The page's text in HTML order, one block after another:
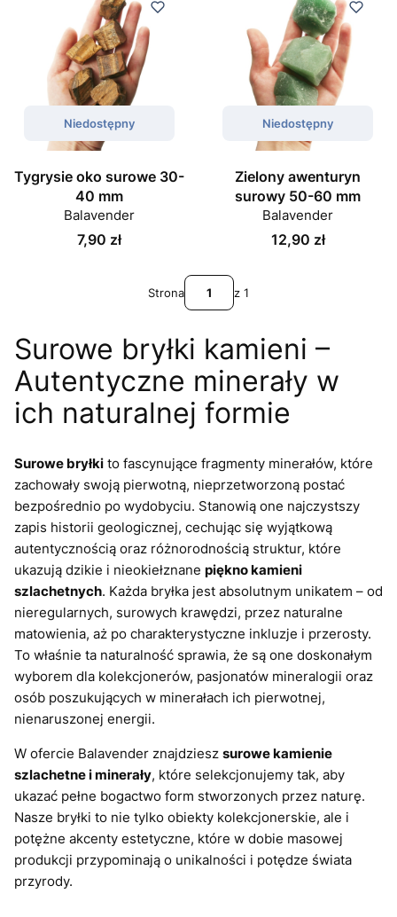
Niedostępny
Tygrysie oko surowe 30-
40 mm
Balavender
Cena
7,90 zł
Niedostępny
Zielony awenturyn
surowy 50-60 mm
Balavender
Cena
12,90 zł
Strona z 1
Surowe bryłki kamieni –
Autentyczne minerały w
ich naturalnej formie
Surowe bryłki to fascynujące fragmenty minerałów, które
zachowały swoją pierwotną, nieprzetworzoną postać
bezpośrednio po wydobyciu. Stanowią one najczystszy
zapis historii geologicznej, cechując się wyjątkową
autentycznością oraz różnorodnością struktur, które
ukazują dzikie i nieokiełznane piękno kamieni
szlachetnych. Każda bryłka jest absolutnym unikatem – od
nieregularnych, surowych krawędzi, przez naturalne
matowienia, aż po charakterystyczne inkluzje i przerosty.
To właśnie ta naturalność sprawia, że są one doskonałym
wyborem dla kolekcjonerów, pasjonatów mineralogii oraz
osób poszukujących w minerałach ich pierwotnej,
nienaruszonej energii.
W ofercie Balavender znajdziesz surowe kamienie
szlachetne i minerały, które selekcjonujemy tak, aby
ukazać pełne bogactwo form stworzonych przez naturę.
Nasze bryłki to nie tylko obiekty kolekcjonerskie, ale i
potężne akcenty estetyczne, które w dobie masowej
produkcji przypominają o unikalności i potędze świata
przyrody.